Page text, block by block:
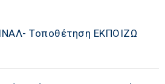
Τοποθέτηση ΕΚΠΟΙΖΩ